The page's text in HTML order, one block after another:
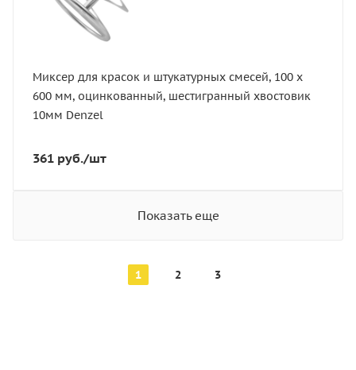
Миксер для красок и штукатурных смесей, 100 х
600 мм, оцинкованный, шестигранный хвостовик
10мм Denzel
361 руб./шт
Показать еще
1 2 3